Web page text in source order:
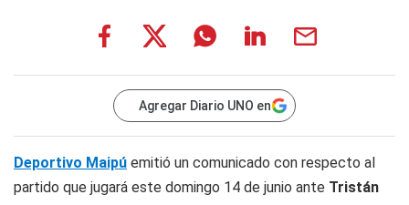
Agregar Diario UNO en
Deportivo Maipú emitió un comunicado con respecto al
partido que jugará este domingo 14 de junio ante Tristán